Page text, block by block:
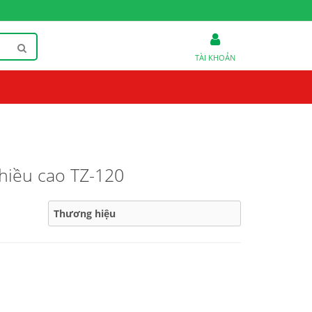
TÀI KHOẢN
cao TZ-120
Thương hiệu